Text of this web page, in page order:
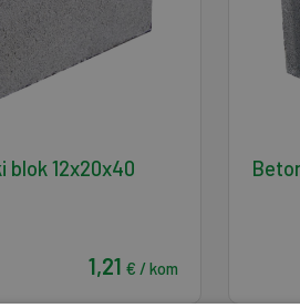
blok 12x20x40
1,21 € / kom